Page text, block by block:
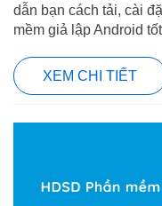
dẫn bạn cách tải, cài
mềm giả lập Android
XEM CHI TIẾT